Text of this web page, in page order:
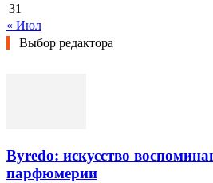
31
« Июл
Выбор редактора
Byredo: искусство
парфюмерии